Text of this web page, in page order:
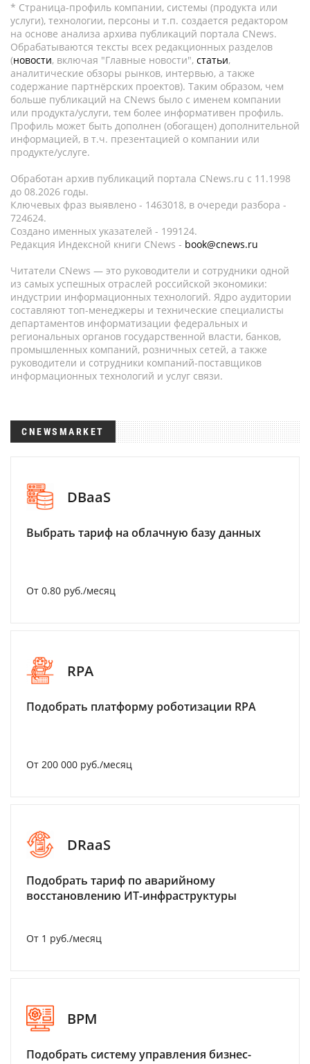
* Страница-профиль компании, системы (продукта или
услуги), технологии, персоны и т.п. создается редактором
на основе анализа архива публикаций портала CNews.
Обрабатываются тексты всех редакционных разделов
(новости, включая "Главные новости", статьи,
аналитические обзоры рынков, интервью, а также
содержание партнёрских проектов). Таким образом, чем
больше публикаций на CNews было с именем компании
или продукта/услуги, тем более информативен профиль.
Профиль может быть дополнен (обогащен) дополнительной
информацией, в т.ч. презентацией о компании или
продукте/услуге.
Обработан архив публикаций портала CNews.ru c 11.1998
до 08.2026 годы.
Ключевых фраз выявлено - 1463018, в очереди разбора -
724624.
Создано именных указателей - 199124.
Редакция Индексной книги CNews - book@cnews.ru
Читатели CNews — это руководители и сотрудники одной
из самых успешных отраслей российской экономики:
индустрии информационных технологий. Ядро аудитории
составляют топ-менеджеры и технические специалисты
департаментов информатизации федеральных и
региональных органов государственной власти, банков,
промышленных компаний, розничных сетей, а также
руководители и сотрудники компаний-поставщиков
информационных технологий и услуг связи.
CNEWSMARKET
DBaaS
Выбрать тариф на облачную базу данных
От 0.80 руб./месяц
RPA
Подобрать платформу роботизации RPA
От 200 000 руб./месяц
DRaaS
Подобрать тариф по аварийному
восстановлению ИТ-инфраструктуры
От 1 руб./месяц
BPM
Подобрать систему управления бизнес-